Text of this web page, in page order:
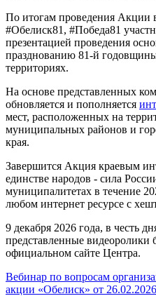
По итогам проведения Акции
#Обелиск81, #Победа81
презентацией проведения
празднованию 81-й
территориях.
На основе представленных
обновляется и пополняется
мест, расположенных на
муниципальных районов и
края.
Завершится Акция краевым
единстве народов - сила
муниципалитетах в течение
любом интернет ресурсе с
9 декабря 2026 года, в честь
представленные видеоролики
официальном сайте Центра.
Вебинар по вопросам
акции «Обелиск» от 26.02.2026